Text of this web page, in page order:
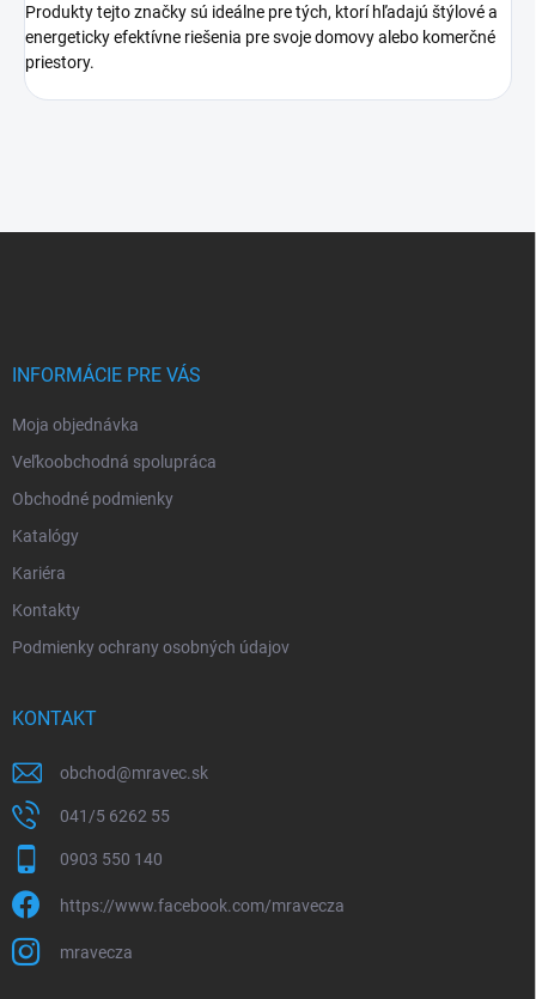
Produkty tejto značky sú ideálne pre tých, ktorí hľadajú štýlové a
energeticky efektívne riešenia pre svoje domovy alebo komerčné
priestory.
INFORMÁCIE PRE VÁS
Moja objednávka
Veľkoobchodná spolupráca
Obchodné podmienky
Katalógy
Kariéra
Kontakty
Podmienky ochrany osobných údajov
KONTAKT
obchod@mravec.sk
041/5 6262 55
0903 550 140
https://www.facebook.com/mravecza
mravecza